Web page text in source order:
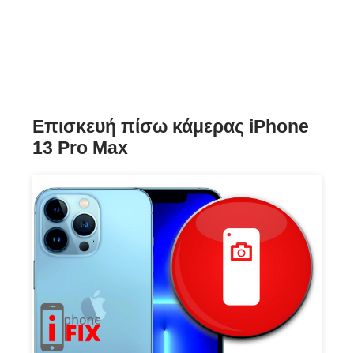
Επισκευή πίσω κάμερας iPhone
13 Pro Max